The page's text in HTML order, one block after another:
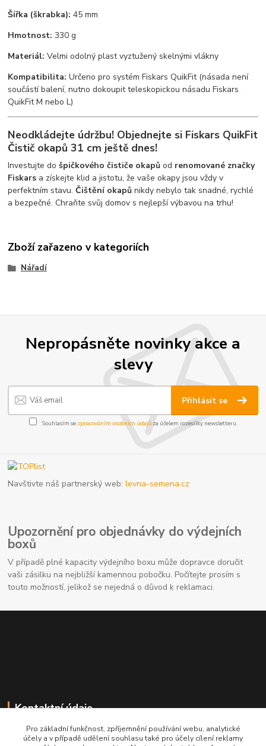
Šířka (škrabka): 45 mm
Hmotnost: 330 g
Materiál: Velmi odolný plast vyztužený skelnými vlákny
Kompatibilita: Určeno pro systém Fiskars QuikFit (násada není
součástí balení, nutno dokoupit teleskopickou násadu Fiskars
QuikFit M nebo L)
Neodkládejte údržbu! Objednejte si Fiskars QuikFit
Čistič okapů 31 cm ještě dnes!
Investujte došpičkového čističe okapů od renomované značky
Fiskars a získejte klid a jistotu, že vaše okapy jsou vždy v
perfektním stavu.Čištění okapů nikdy nebylo tak snadné, rychlé
a bezpečné. Chraňte svůj domov s nejlepší výbavou na trhu!
Zboží zařazeno v kategoriích
Nářadí
Nepropásněte novinky akce a
slevy
Přihlásit se
Souhlasím se zpracováním osobních údajůza účelem rozesílky newsletteru.
Navštivte náš partnerský web:levna-semena.cz
Upozornění pro objednávky do výdejních
boxů
V případě plné kapacity výdejního boxu může dopravce doručit
vaši zásilku na nejbližší kamennou pobočku. Počítejte prosím s
touto možností, jelikož se nejedná o důvod k reklamaci.
Kontaktní údaje
704691325
Pro základní funkčnost, zpříjemnění používání webu, analytické
účely a v případě udělení souhlasu také pro účely cílení reklamy